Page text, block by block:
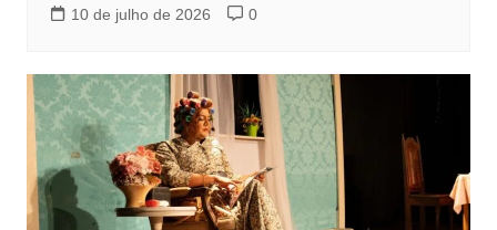
10 de julho de 2026
0